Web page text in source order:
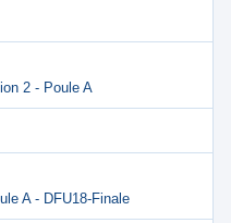
2 - Poule A
A - DFU18-Finale